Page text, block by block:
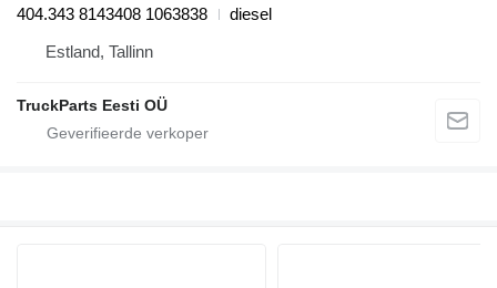
404.343 8143408 1063838
diesel
Estland, Tallinn
TruckParts Eesti OÜ